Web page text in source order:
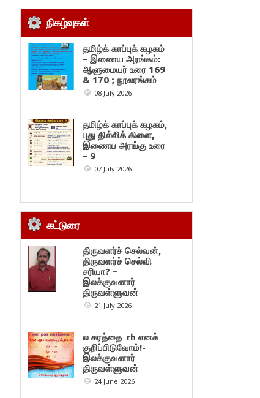
நிகழ்வுகள்
தமிழ்க் காப்புக் கழகம்
– இணைய அரங்கம்:
ஆளுமையர் உரை 169
& 170 ; நூலரங்கம்
08 July 2026
தமிழ்க் காப்புக் கழகம்,
புது தில்லிக் கிளை,
இணைய அரங்கு உரை
– 9
07 July 2026
கட்டுரை
திருவளர்ச் செல்வன்,
திருவளர்ச் செல்வி
சரியா? –
இலக்குவனார்
திருவள்ளுவன்
21 July 2026
ல கரத்தை rh எனக்
குறிப்பிடுவோம்!-
இலக்குவனார்
திருவள்ளுவன்
24 June 2026